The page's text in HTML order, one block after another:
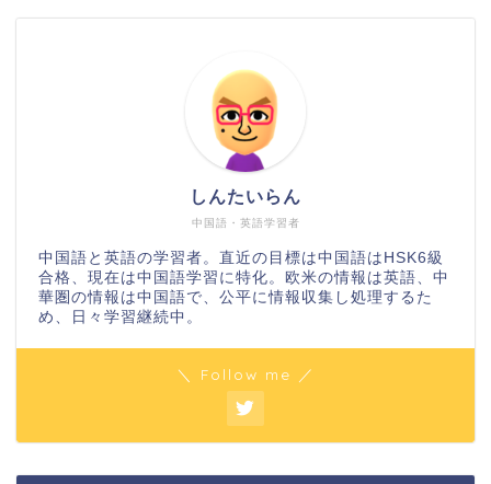
中国語・英語学習者
しんたいらん
中国語と英語の学習者。直近の目標は中国語はHSK6級
合格、現在は中国語学習に特化。欧米の情報は英語、中
華圏の情報は中国語で、公平に情報収集し処理するた
め、日々学習継続中。
＼ Follow me ／